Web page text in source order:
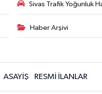
Sivas Trafik Yoğunluk
Haber Arşivi
ASAYİŞ RESMİ İLANLAR